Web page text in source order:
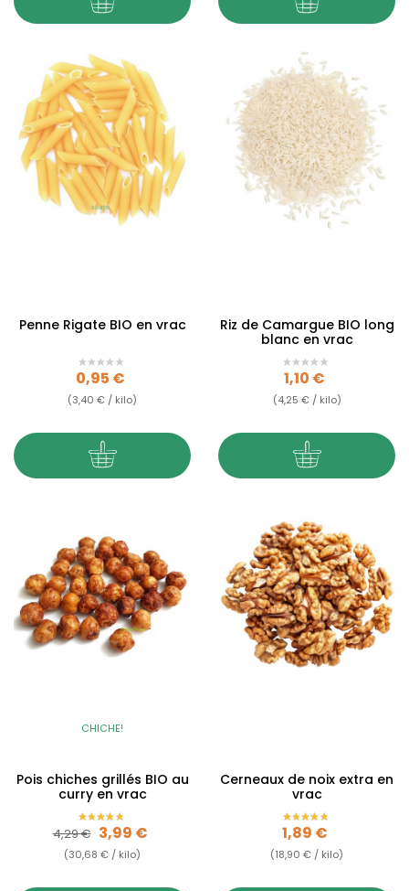
Penne Rigate BIO en vrac
Prix
0,95 €
(3,40 € / kilo)
Riz de Camargue BIO long
blanc en vrac
Prix
1,10 €
(4,25 € / kilo)
CHICHE!
Pois chiches grillés BIO au
curry en vrac
Prix de base
4,29 € Prix
3,99 €
(30,68 € / kilo)
Cerneaux de noix extra en
vrac
Prix
1,89 €
(18,90 € / kilo)